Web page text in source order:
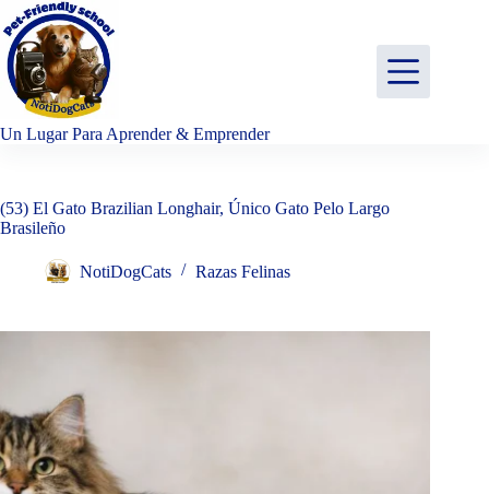
Saltar
al
contenido
Un Lugar Para Aprender & Emprender
(53) El Gato Brazilian Longhair, Único Gato Pelo Largo
Brasileño
NotiDogCats Razas Felinas